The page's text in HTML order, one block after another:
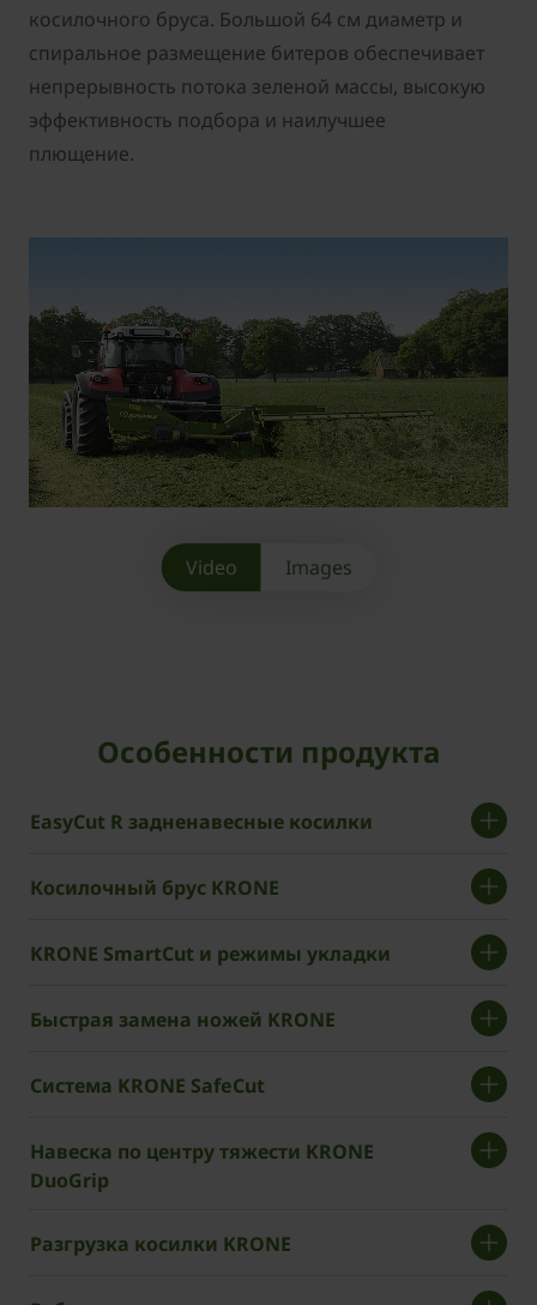
косилочного бруса. Большой 64 см диаметр и
спиральное размещение битеров обеспечивает
непрерывность потока зеленой массы, высокую
эффективность подбора и наилучшее
плющение.
Video Images
Особенности продукта
EasyCut R задненавесные косилки
Косилочный брус KRONE
KRONE SmartCut и режимы укладки
Быстрая замена ножей KRONE
Система KRONE SafeCut
Навеска по центру тяжести KRONE
DuoGrip
Разгрузка косилки KRONE